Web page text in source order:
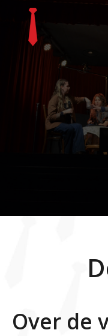
Over de